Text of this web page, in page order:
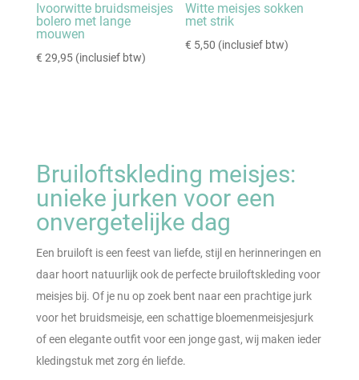
Ivoorwitte bruidsmeisjes
bolero met lange
mouwen
€ 29,95 (inclusief btw)
Witte meisjes sokken
met strik
€ 5,50 (inclusief btw)
Bruiloftskleding meisjes:
unieke jurken voor een
onvergetelijke dag
Een bruiloft is een feest van liefde, stijl en herinneringen en
daar hoort natuurlijk ook de perfecte bruiloftskleding voor
meisjes bij. Of je nu op zoek bent naar een prachtige jurk
voor het bruidsmeisje, een schattige bloemenmeisjesjurk
of een elegante outfit voor een jonge gast, wij maken ieder
kledingstuk met zorg én liefde.